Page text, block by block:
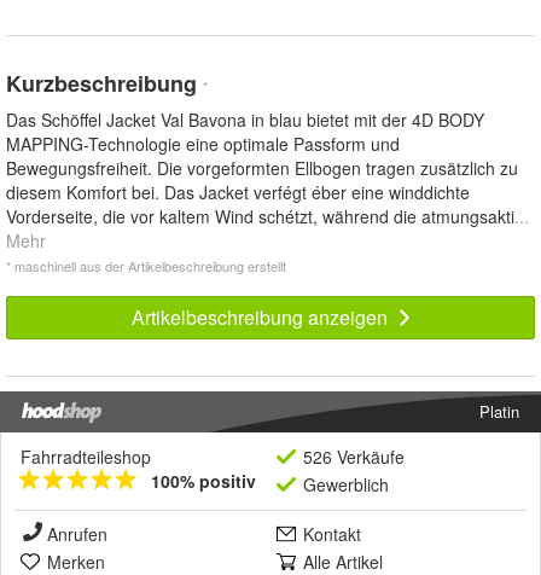
Kurzbeschreibung *
Das Schöffel Jacket Val Bavona in blau bietet mit der 4D BODY
MAPPING-Technologie eine optimale Passform und
Bewegungsfreiheit. Die vorgeformten Ellbogen tragen zusätzlich zu
diesem Komfort bei. Das Jacket verfégt éber eine winddichte
Vorderseite, die vor kaltem Wind schétzt, während die atmungsakti...
Mehr
* maschinell aus der Artikelbeschreibung erstellt
Artikelbeschreibung anzeigen
Platin
Fahrradteileshop
100% positiv
526 Verkäufe
Gewerblich
Anrufen
Kontakt
Merken
Alle Artikel